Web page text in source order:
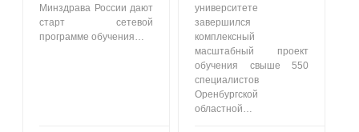
Минздрава России дают
старт сетевой
программе обучения…
университете
завершился
комплексный
масштабный проект
обучения свыше 550
специалистов
Оренбургской
областной…